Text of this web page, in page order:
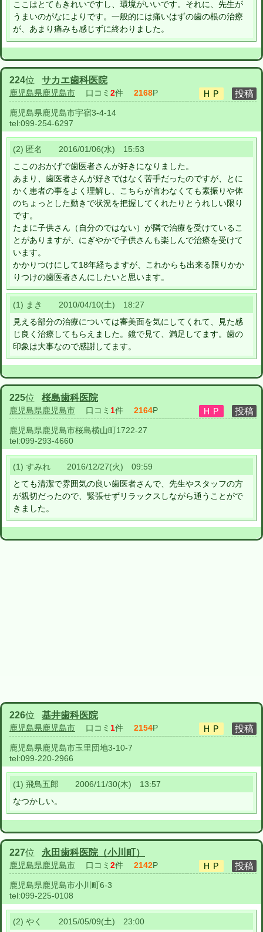
ここはとてもきれいですし、環境がいいです。それに、先生が
うまいのがなによりです。一般的には痛いはずの歯の根の治療
が、あまり痛みも感じずに終わりました。
224位 サカエ歯科医院
鹿児島県鹿児島市 口コミ 2件 2168P
鹿児島県鹿児島市宇宿3-4-14
tel:099-254-6297
(2) 匿名 2016/01/06(水) 15:53
ここのおかげで歯医者さんが好きになりました。
あまり、歯医者さんが好きではなく苦手だったのですが、とに
かく患者の事をよく理解し、こちらが言わなくても素振りや体
のちょっとした動きで状況を把握してくれたりとうれしい限り
です。
たまに子供さん（自分のではない）が隣で治療を受けているこ
とがありますが、にぎやかで子供さんも楽しんで治療を受けて
います。
かかりつけにして18年経ちますが、これからも出来る限りかか
りつけの歯医者さんにしたいと思います。
(1) まき 2010/04/10(土) 18:27
見える部分の治療については審美面を気にしてくれて、見た感
じ良く治療してもらえました。鏡で見て、満足してます。歯の
印象は大事なので感謝してます。
225位 桜島歯科医院
鹿児島県鹿児島市 口コミ 1件 2164P
鹿児島県鹿児島市桜島横山町1722-27
tel:099-293-4660
(1) すみれ 2016/12/27(火) 09:59
とても清潔で雰囲気の良い歯医者さんで、先生やスタッフの方
が親切だったので、緊張せずリラックスしながら通うことがで
きました。
226位 基井歯科医院
鹿児島県鹿児島市 口コミ 1件 2154P
鹿児島県鹿児島市玉里団地3-10-7
tel:099-220-2966
(1) 飛鳥五郎 2006/11/30(木) 13:57
なつかしい。
227位 永田歯科医院（小川町）
鹿児島県鹿児島市 口コミ 2件 2142P
鹿児島県鹿児島市小川町6-3
tel:099-225-0108
(2) やく 2015/05/09(土) 23:00